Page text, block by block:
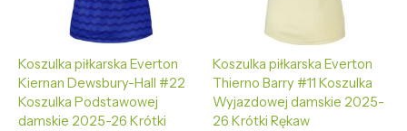
Koszulka piłkarska Everton
Kiernan Dewsbury-Hall #22
Koszulka Podstawowej
damskie 2025-26 Krótki
Koszulka piłkarska Everton
Thierno Barry #11 Koszulka
Wyjazdowej damskie 2025-
26 Krótki Rękaw